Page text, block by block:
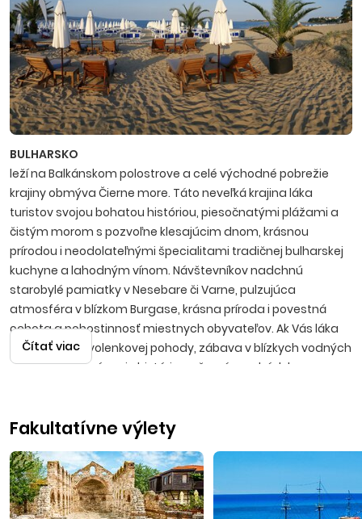
BULHARSKO
leží na Balkánskom polostrove a celé východné pobrežie
krajiny obmýva Čierne more. Táto neveľká krajina láka
turistov svojou bohatou históriou, piesočnatými plážami a
čistým morom s pozvoľne klesajúcim dnom, krásnou
prírodou i neodolateľnými špecialitami tradičnej bulharskej
kuchyne a lahodným vínom. Návštevníkov nadchnú
starobylé pamiatky v Nesebare či Varne, pulzujúca
atmosféra v blízkom Burgase, krásna príroda i povestná
ochota a pohostinnosť miestnych obyvateľov. Ak Vás láka
predstava dovolenkovej pohody, zábava v blízkych vodných
parkoch, spoznávanie histórie, večerné prechádzky po
Slnečné pobrežie
Nesebar, približne 35 kilometrov severne od Burgasu.
Slnečné pobrežie je najväčším bulharským strediskom, ktoré
svojim návštevníkom ponúka možnosť vybrať si z pestrej
Čítať viac
Fakultatívne výlety